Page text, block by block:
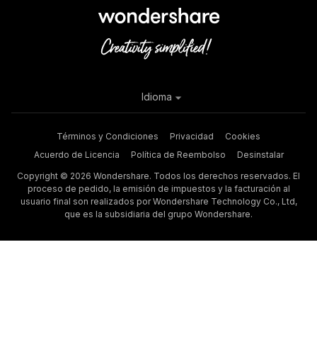
Términos y Condiciones Privacidad
Cookies
Acuerdo de Licencia
Política de Reembolso
Desinstalar
Copyright © 2026 Wondershare. Todos los derechos reservados. El
proceso de pedido, la emisión de impuestos y la facturación al
usuario final son realizados por Wondershare Technology Co., Ltd,
que es la subsidiaria del grupo Wondershare.
Idioma